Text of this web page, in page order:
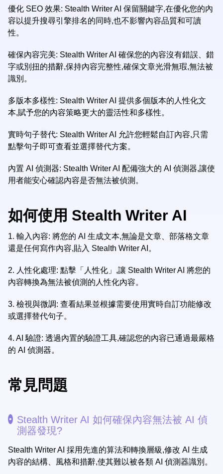
優化 SEO 效果: Stealth Writer AI 保留關鍵字,在優化您的內
容以提升搜尋引擎排名的同時,也不影響內容品質和可讀
性。
確保內容完美: Stealth Writer AI 確保您的內容沒有錯誤、錯
字或別扭的措辭,保持內容完整性,確保文章光滑無瑕,無法被
識別。
多版本多樣性: Stealth Writer AI 提供多個版本的人性化文
本,賦予您的內容策略更大的靈活性和多樣性。
實時句子替代: Stealth Writer AI 允許您輕鬆自訂內容,只需
點擊句子即可查看並選擇替代方案。
內置 AI 偵測器: Stealth Writer AI 配備強大的 AI 偵測器,讓使
用者能安心確認內容是否無法被偵測。
如何使用 Stealth Writer AI
1. 輸入內容: 將您的 AI 生成文本,無論是文章、部落格文章
還是任何寫作內容,貼入 Stealth Writer AI。
2. 人性化處理: 點擊「人性化」,讓 Stealth Writer AI 將您的
內容轉換為無法被偵測的人性化內容。
3. 檢視與微調: 查看結果並根據需要使用實時自訂功能修改
或選擇替代句子。
4. AI 驗證: 透過內置的驗證工具,確認您的內容已通過最嚴格
的 AI 偵測器。
常見問題
Stealth Writer AI 如何確保內容無法被 AI 偵
測器發現?
Stealth Writer AI 採用先進的算法和轉換層級,修改 AI 生成
內容的結構、風格和措辭,使其難以被各類 AI 偵測器識別。